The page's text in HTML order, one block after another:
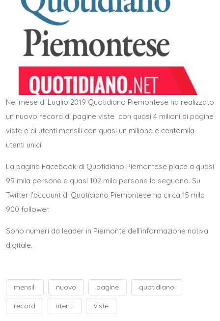
Nel mese di Luglio 2019 Quotidiano Piemontese ha realizzato
un nuovo record di pagine viste con quasi 4 milioni di pagine
viste e di utenti mensili con quasi un milione e centomila
utenti unici.
La pagina Facebook di Quotidiano Piemontese piace a quasi
99 mila persone e quasi 102 mila persone la seguono. Su
Twitter l’account di Quotidiano Piemontese ha circa 15 mila
900 follower.
Sono numeri da leader in Piemonte dell’informazione nativa
digitale.
mensili nuovo pagine quotidiano
record utenti viste